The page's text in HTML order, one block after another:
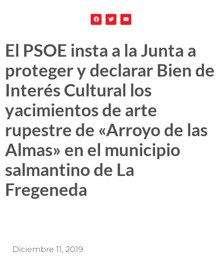
El PSOE insta a la Junta a
proteger y declarar Bien de
Interés Cultural los
yacimientos de arte
rupestre de «Arroyo de las
Almas» en el municipio
salmantino de La
Fregeneda
Diciembre 11, 2019